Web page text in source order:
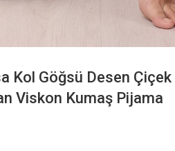
Kol Göğsü Desen Çiçek
Viskon Kumaş Pijama